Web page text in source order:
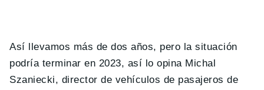
Así llevamos más de dos años, pero la situación
podría terminar en 2023, así lo opina Michal
Szaniecki, director de vehículos de pasajeros de